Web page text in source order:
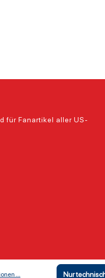
für Fanartikel aller US-
... Nur